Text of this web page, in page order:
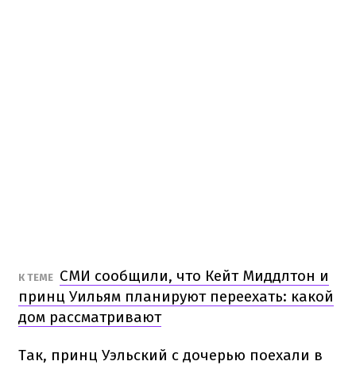
К ТЕМЕ СМИ сообщили, что Кейт Миддлтон и
принц Уильям планируют переехать: какой
дом рассматривают
Так, принц Уэльский с дочерью поехали в